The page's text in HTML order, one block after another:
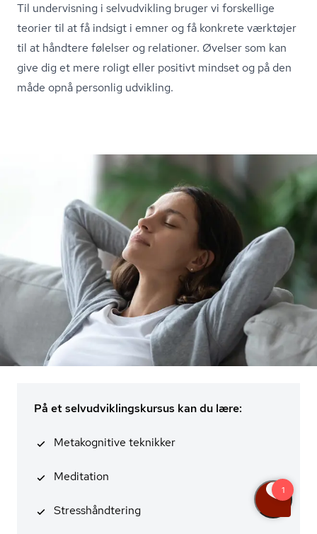
Til undervisning i selvudvikling bruger vi forskellige
teorier til at få indsigt i emner og få konkrete værktøjer
til at håndtere følelser og relationer. Øvelser som kan
give dig et mere roligt eller positivt mindset og på den
måde opnå personlig udvikling.
På et selvudviklingskursus kan du lære:
Metakognitive teknikker
Meditation
Stresshånd­te­ring